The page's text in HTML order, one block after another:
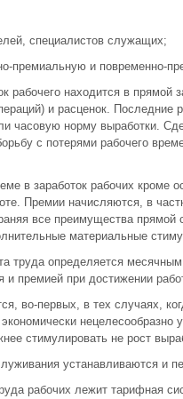
специалистов служащих;
премиальную и повременно-
рабочего находится в прямой
и расценок. Последние
часовую норму выработки.
с потерями рабочего
в заработок рабочих кроме
Премии начисляются, в
все преимущества
материальные
труда определяется
и премией при достижении
во-первых, в тех случаях,
нецелесообразно
стимулировать не рост
устанавливаются и
рабочих лежит тарифная